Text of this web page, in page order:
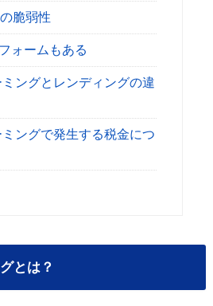
脆弱性
ォームもある
ングとレンディングの違
ングで発生する税金につ
とは？